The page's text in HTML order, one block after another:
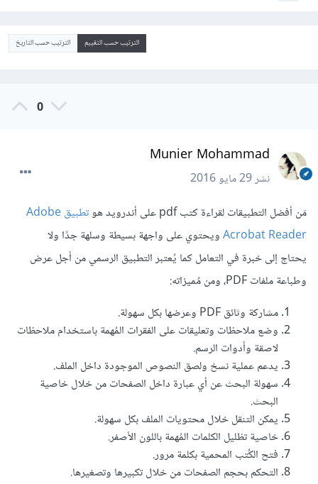
الترتيب حسب التقييم الترتيب حسب التاريخ
0
Munier Mohammad
نشر29 مايو 2016
مَن أفضل التطبيقات لقراءة كتب pdf على أندرويد هو
تطبيق Adobe
Acrobat Readerويحتوي على واجهة بسيطة وسلهة جدًا ولا
يحتاج إلى خبرة في التعامل كما يُعتبر التطبيق الرسمي من أجل عرض
وطباعة ملفات PDF، ومن مُميزاته:
مشاركة وثائق PDF وعرضها بكل سهولة.
وضع ملاحظات وتعليقات على الفقرات المُهمة باستخدام ملاحظات
لاصقة وأدوات الرسم.
يدعم عملية نسخ ولصق النصوص الموجودة داخل الملف.
سهولة البحث عن أي عبارة داخل الصفحات من خلال خاصية
البحث.
يمكن التنقل خلال محتويات الملف بكل سهولة.
خاصية تظليل الكلمات المُهمة باللون الأصفر.
فتح الكُتب المحمية بكلمة مرور.
التحكم بحجم الصفحات من خلال تكبيرها وتصغيرها.